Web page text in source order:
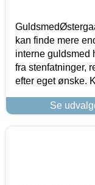
kan finde mere
interne guldsmed
fra stenfatninger,
efter eget ønske.
Se